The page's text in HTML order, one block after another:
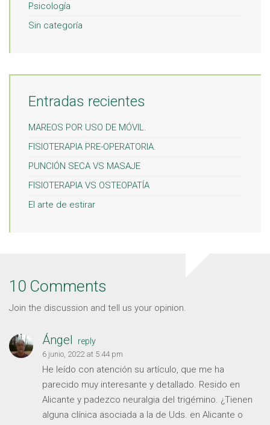
Psicología
Sin categoría
Entradas recientes
MAREOS POR USO DE MÓVIL.
FISIOTERAPIA PRE-OPERATORIA.
PUNCIÓN SECA VS MASAJE
FISIOTERAPIA VS OSTEOPATÍA
El arte de estirar
10 Comments
Join the discussion and tell us your opinion.
Ángel reply
6 junio, 2022 at 5:44 pm
He leído con atención su artículo, que me ha
parecido muy interesante y detallado. Resido en
Alicante y padezco neuralgia del trigémino. ¿Tienen
alguna clínica asociada a la de Uds. en Alicante o